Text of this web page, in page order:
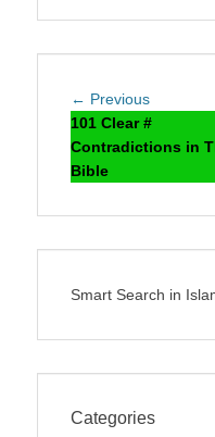
Post
navigation
← PreviousPrevious
post:
101 Clear #
Contradictions in
Bible
Smart Search in
Categories